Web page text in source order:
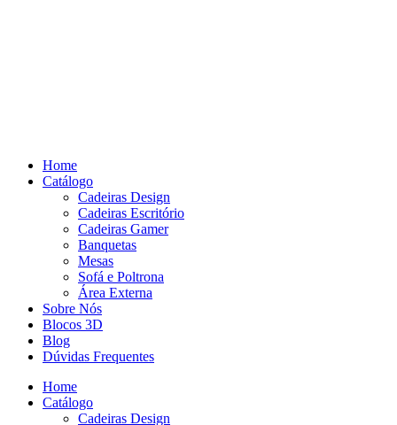
Home
Catálogo
Cadeiras Design
Cadeiras Escritório
Cadeiras Gamer
Banquetas
Mesas
Sofá e Poltrona
Área Externa
Sobre Nós
Blocos 3D
Blog
Dúvidas Frequentes
Home
Catálogo
Cadeiras Design